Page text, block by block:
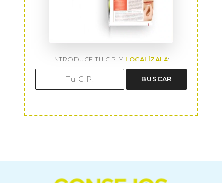
INTRODUCE TU C.P. Y LOCALÍZALA:
BUSCAR